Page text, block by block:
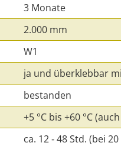
3 Monate
2.000 mm
W1
ja und überklebbar
bestanden
+5 °C bis +60 °C
ca. 12 ‑ 48 Std. (bei